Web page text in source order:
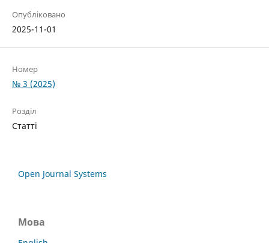
Опубліковано
2025-11-01
Номер
№ 3 (2025)
Розділ
Статті
Open Journal Systems
Мова